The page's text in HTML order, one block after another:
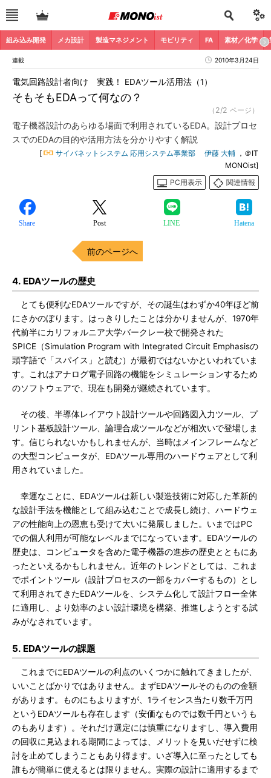
組み込み開発 メカ設計 製造マネジメント モビリティ FA 素材／化学
連載 2010年3月24日
そもそもEDAって何なの？
電気回路設計者向け 実践！ EDAツール活用法（1）
（2/2 ページ）
電子機器設計のあらゆる場面で利用されているEDA。設計プロセ
スでのEDAの目的や活用方法を分かりやすく解説
[ サイバネットシステム 応用システム事業部 伊藤 大輔 ，＠IT
MONOist]
PC用表示
関連情報
Share Post LINE Hatena
前のページへ
4. EDAツールの歴史
とても便利なEDAツールですが、その誕生はわずか40年ほど前
にさかのぼります。はっきりしたことは分かりませんが、1970年
代前半にカリフォルニア大学バークレー校で開発された
SPICE（Simulation Program with Integrated Circuit Emphasisの
頭字語で「スパイス」と読む）が最初ではないかといわれていま
す。これはアナログ電子回路の機能をシミュレーションするため
のソフトウェアで、現在も開発が継続されています。
その後、半導体レイアウト設計ツールや回路図入力ツール、プ
リント基板設計ツール、論理合成ツールなどが相次いで登場しま
す。信じられないかもしれませんが、当時はメインフレームなど
の大型コンピュータが、EDAツール専用のハードウェアとして利
用されていました。
幸運なことに、EDAツールは新しい製造技術に対応した革新的
な設計手法を機能として組み込むことで成長し続け、ハードウェ
アの性能向上の恩恵も受けて大いに発展しました。いまではPC
での個人利用が可能なレベルまでになっています。EDAツールの
歴史は、コンピュータを含めた電子機器の進歩の歴史とともにあ
ったといえるかもしれません。近年のトレンドとしては、これま
でポイントツール（設計プロセスの一部をカバーするもの）とし
て利用されてきたEDAツールを、システム化して設計フロー全体
に適用し、より効率のよい設計環境を構築、推進しようとする試
みがなされています。
5. EDAツールの課題
これまでにEDAツールの利点のいくつかに触れてきましたが、
いいことばかりではありません。まずEDAツールそのものの金額
があります。ものにもよりますが、1ライセンス当たり数千万円
というEDAツールも存在します（安価なものでは数千円というも
のもあります）。それだけ選定には慎重になりますし、導入費用
の回収に見込まれる期間によっては、メリットを見いだせずに検
討を止めてしまうこともあり得ます。いざ導入に至ったとしても
誰もが簡単に使えるとは限りません。実際の設計に適用するまで